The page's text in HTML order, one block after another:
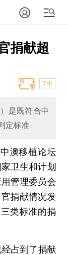
捐献超
T中
是既符合中
定标准
澳移植论坛
卫生和计划
管理委员会
官捐献情况发
类标准的捐
占到了捐献